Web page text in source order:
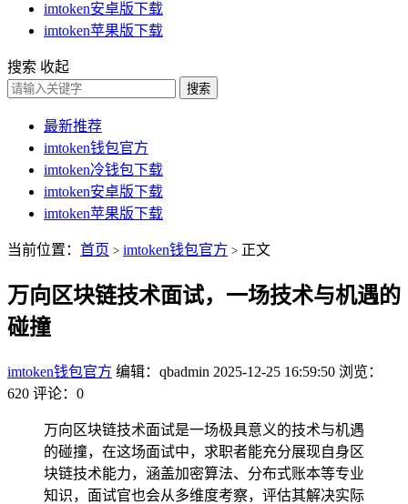
imtoken安卓版下载
imtoken苹果版下载
搜索 收起
搜索
最新推荐
imtoken钱包官方
imtoken冷钱包下载
imtoken安卓版下载
imtoken苹果版下载
当前位置： 首页 > imtoken钱包官方 > 正文
万向区块链技术面试，一场技术与机遇的
碰撞
imtoken钱包官方 编辑：qbadmin 2025-12-25 16:59:50 浏览：
620 评论：0
万向区块链技术面试是一场极具意义的技术与机遇
的碰撞，在这场面试中，求职者能充分展现自身区
块链技术能力，涵盖加密算法、分布式账本等专业
知识，面试官也会从多维度考察，评估其解决实际